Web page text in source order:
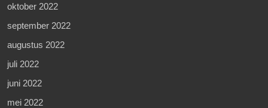
oktober 2022
september 2022
augustus 2022
juli 2022
juni 2022
mei 2022